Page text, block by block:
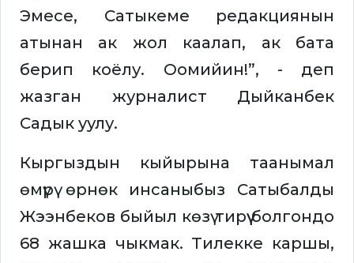
Эмесе, Сатыкеме редакциянын
атынан ак жол каалап, ак бата
берип коёлу. Оомийин!”, - деп
жазган журналист Дыйканбек
Садык уулу.
Кыргыздын кыйырына таанымал
өмүрү өрнөк инсаныбыз Сатыбалды
Жээнбеков быйыл көзү тирүү болгондо
68 жашка чыкмак. Тилекке каршы,